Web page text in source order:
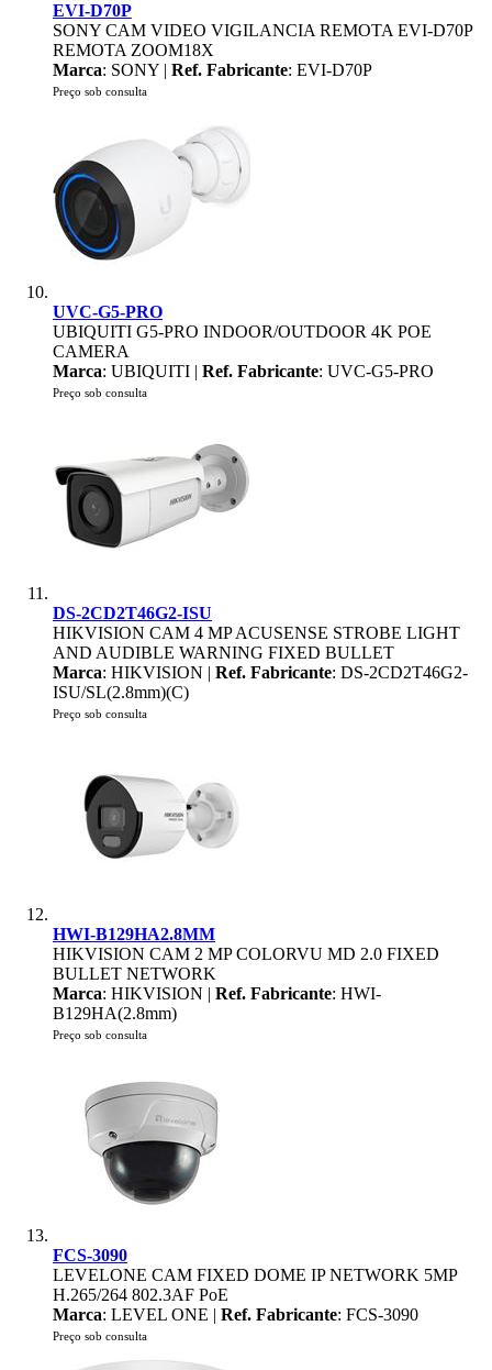
EVI-D70P
SONY CAM VIDEO VIGILANCIA REMOTA EVI-D70P
REMOTA ZOOM18X
Marca: SONY | Ref. Fabricante: EVI-D70P
Preço sob consulta
UVC-G5-PRO
UBIQUITI G5-PRO INDOOR/OUTDOOR 4K POE
CAMERA
Marca: UBIQUITI | Ref. Fabricante: UVC-G5-PRO
Preço sob consulta
DS-2CD2T46G2-ISU
HIKVISION CAM 4 MP ACUSENSE STROBE LIGHT
AND AUDIBLE WARNING FIXED BULLET
Marca: HIKVISION | Ref. Fabricante: DS-2CD2T46G2-
ISU/SL(2.8mm)(C)
Preço sob consulta
HWI-B129HA2.8MM
HIKVISION CAM 2 MP COLORVU MD 2.0 FIXED
BULLET NETWORK
Marca: HIKVISION | Ref. Fabricante: HWI-
B129HA(2.8mm)
Preço sob consulta
FCS-3090
LEVELONE CAM FIXED DOME IP NETWORK 5MP
H.265/264 802.3AF PoE
Marca: LEVEL ONE | Ref. Fabricante: FCS-3090
Preço sob consulta